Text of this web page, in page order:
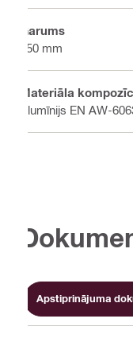
Garums
150 mm
Materiāla
Alumīnijs EN AW-
Apstiprinājuma